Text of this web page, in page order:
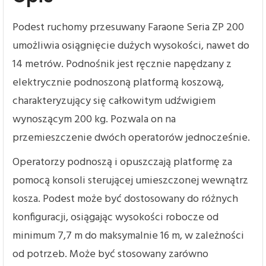
Podest ruchomy przesuwany Faraone Seria ZP 200
umożliwia osiągnięcie dużych wysokości, nawet do
14 metrów. Podnośnik jest ręcznie napędzany z
elektrycznie podnoszoną platformą koszową,
charakteryzujący się całkowitym udźwigiem
wynoszącym 200 kg. Pozwala on na
przemieszczenie dwóch operatorów jednocześnie.
Operatorzy podnoszą i opuszczają platformę za
pomocą konsoli sterującej umieszczonej wewnątrz
kosza. Podest może być dostosowany do różnych
konfiguracji, osiągając wysokości robocze od
minimum 7,7 m do maksymalnie 16 m, w zależności
od potrzeb. Może być stosowany zarówno